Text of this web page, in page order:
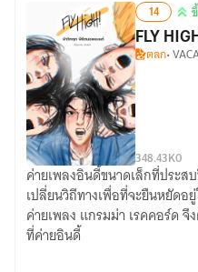
兽
娘
FLY
HIGH
ฝ่า
วิกฤต
14
ขึ้น
มา
FLY
ตลก•
348.43K0
ค่ายเพลงอินดี้ขนาดเล็กที่ประ
เปลี่ยนวิถีทางเพื่อที่จะยืนหยัดอ
ค่ายเพลง แกรมม่า เรคคอร์ด
ที่ค่ายอินดี้